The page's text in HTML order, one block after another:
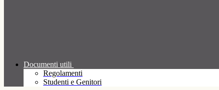
Documenti utili
Regolamenti
Studenti e Genitori